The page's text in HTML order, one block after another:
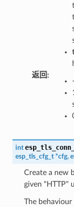
返回 :
int
esp_tls_cfg_t *cfg,
Create a new
given "HTTP"
The behaviour